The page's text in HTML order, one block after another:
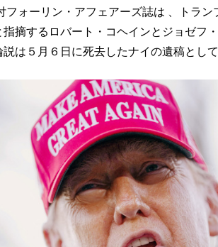
ォーリン・アフェアーズ誌は 、トラン
摘するロバート・コヘインとジョゼフ
は５月６日に死去したナイの遺稿とし